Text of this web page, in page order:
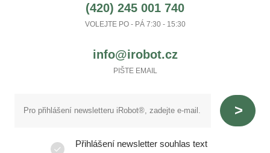
(420) 245 001 740
VOLEJTE PO - PÁ 7:30 - 15:30
info@irobot.cz
PIŠTE EMAIL
Přihlášení newsletter souhlas text